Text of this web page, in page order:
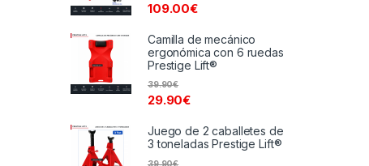
109.00€
Camilla de mecánico
ergonómica con 6 ruedas
Prestige Lift®
29.90€
39.90€
Juego de 2 caballetes de
3 toneladas Prestige Lift®
39.90€